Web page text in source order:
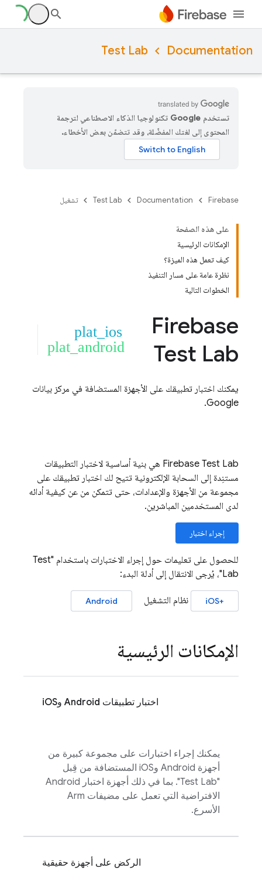
Documentation
Test Lab
تستخدم Google تكنولوجيا الذكاء الاصطناعي لترجمة
المحتوى إلى لغتك المفضّلة، وقد تتضمّن بعض الأخطاء.
Firebase
Documentation
Test Lab تشغيل
على هذه الصفحة
الإمكانات الرئيسية
كيف تعمل هذه الميزة؟
نظرة عامة على مسار التنفيذ
الخطوات التالية
Firebase
Test Lab
plat_ios
plat_android
يمكنك اختبار تطبيقك على الأجهزة المستضافة في مركز بيانات
Google.
Firebase Test Lab هي بنية أساسية لاختبار التطبيقات
مستنِدة إلى السحابة الإلكترونية تتيح لك اختبار تطبيقك على
مجموعة من الأجهزة والإعدادات، حتى تتمكن من عن كيفية أدائه
لدى المستخدمين المباشرين.
إجراء اختبار
للحصول على تعليمات حول إجراء الاختبارات باستخدام "Test
Lab"، يُرجى الانتقال إلى أدلة البدء:
+iOS نظام التشغيل Android
الإمكانات الرئيسية
اختبار تطبيقات Android وiOS
يمكنك إجراء اختبارات على مجموعة كبيرة من
أجهزة Android وiOS المستضافة من قِبل
"
Test Lab
". بما في ذلك أجهزة اختبار Android
الافتراضية التي تعمل على مضيفات Arm
الأسرع.
الركض على أجهزة حقيقية